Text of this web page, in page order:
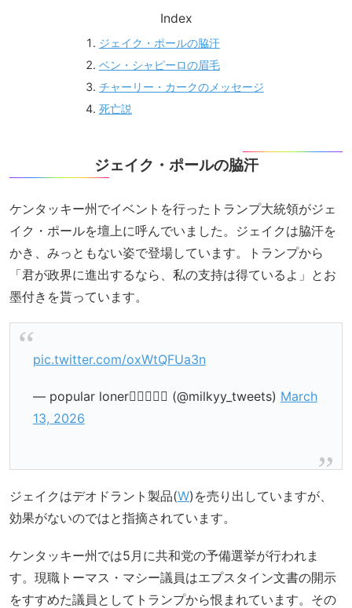
Index
ジェイク・ポールの脇汗
ベン・シャピーロの眉毛
チャーリー・カークのメッセージ
死亡説
ジェイク・ポールの脇汗
ケンタッキー州でイベントを行ったトランプ大統領がジェ
イク・ポールを壇上に呼んでいました。ジェイクは脇汗を
かき、みっともない姿で登場しています。トランプから
「君が政界に進出するなら、私の支持は得ているよ」とお
墨付きを貰っています。
pic.twitter.com/oxWtQFUa3n
— popular loner🚶🏼‍♀️🤷‍♀️ (@milkyy_tweets) March
13, 2026
ジェイクはデオドラント製品(W)を売り出していますが、
効果がないのではと指摘されています。
ケンタッキー州では5月に共和党の予備選挙が行われま
す。現職トーマス・マシー議員はエプスタイン文書の開示
をすすめた議員としてトランプから恨まれています。その